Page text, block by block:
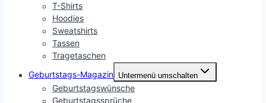
T-Shirts
Hoodies
Sweatshirts
Tassen
Tragetaschen
Geburtstags-Magazin Untermenü umschalten
Geburtstagswünsche
Geburtstagssprüche